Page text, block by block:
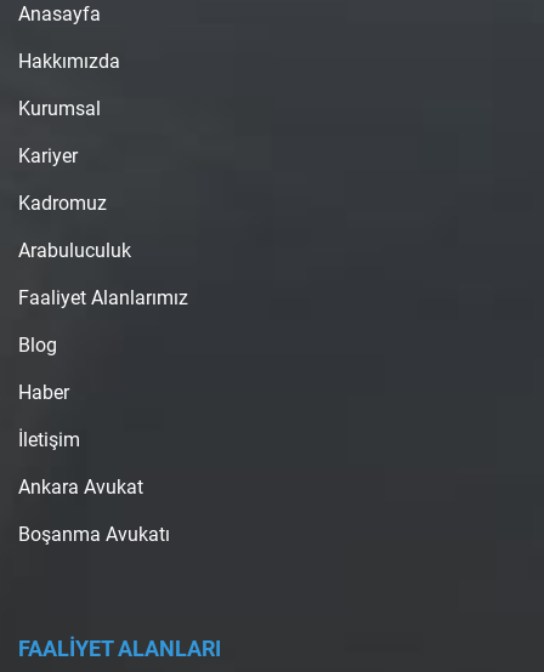
Anasayfa
Hakkımızda
Kurumsal
Kariyer
Kadromuz
Arabuluculuk
Faaliyet Alanlarımız
Blog
Haber
İletişim
Ankara Avukat
Boşanma Avukatı
FAALİYET ALANLARI